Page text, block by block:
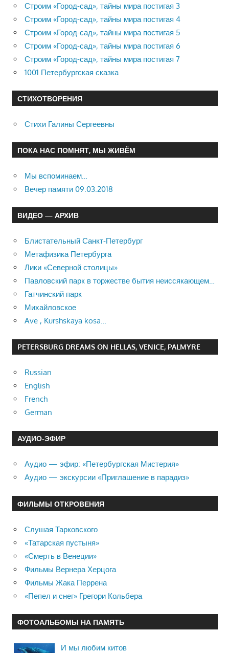
Строим «Город-сад», тайны мира постигая 3
Строим «Город-сад», тайны мира постигая 4
Строим «Город-сад», тайны мира постигая 5
Строим «Город-сад», тайны мира постигая 6
Строим «Город-сад», тайны мира постигая 7
1001 Петербургская сказка
СТИХОТВОРЕНИЯ
Стихи Галины Сергеевны
ПОКА НАС ПОМНЯТ, МЫ ЖИВЁМ
Мы вспоминаем…
Вечер памяти 09.03.2018
ВИДЕО — АРХИВ
Блистательный Санкт-Петербург
Метафизика Петербурга
Лики «Северной столицы»
Павловский парк в торжестве бытия неиссякающем…
Гатчинский парк
Михайловское
Ave , Kurshskaya kosa…
PETERSBURG DREAMS ON HELLAS, VENICE, PALMYRE
Russian
English
French
German
АУДИО-ЭФИР
Аудио — эфир: «Петербургская Мистерия»
Аудио — экскурсии «Приглашение в парадиз»
ФИЛЬМЫ ОТКРОВЕНИЯ
Слушая Тарковского
«Татарская пустыня»
«Смерть в Венеции»
Фильмы Вернера Херцога
Фильмы Жака Перрена
«Пепел и снег» Грегори Кольбера
ФОТОАЛЬБОМЫ НА ПАМЯТЬ
И мы любим китов